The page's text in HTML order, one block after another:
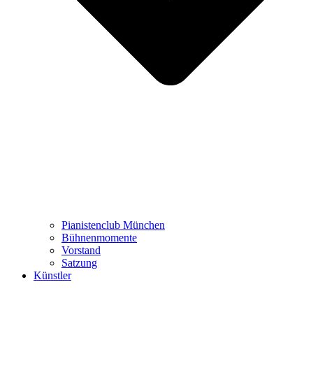
Pianistenclub München
Bühnenmomente
Vorstand
Satzung
Künstler